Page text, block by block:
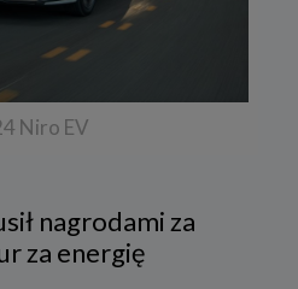
Niro EV
nagrodami za
za energię